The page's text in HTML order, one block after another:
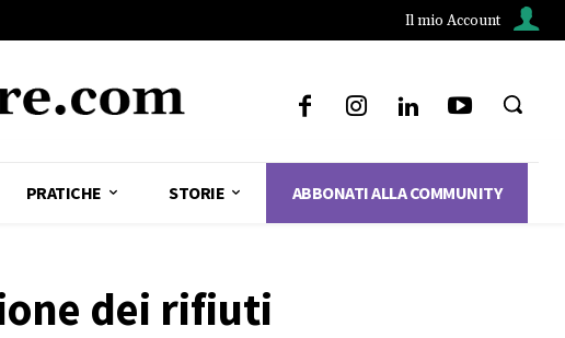
Il mio Account
PRATICHE STORIE ABBONATI ALLA COMMUNITY
dei rifiuti